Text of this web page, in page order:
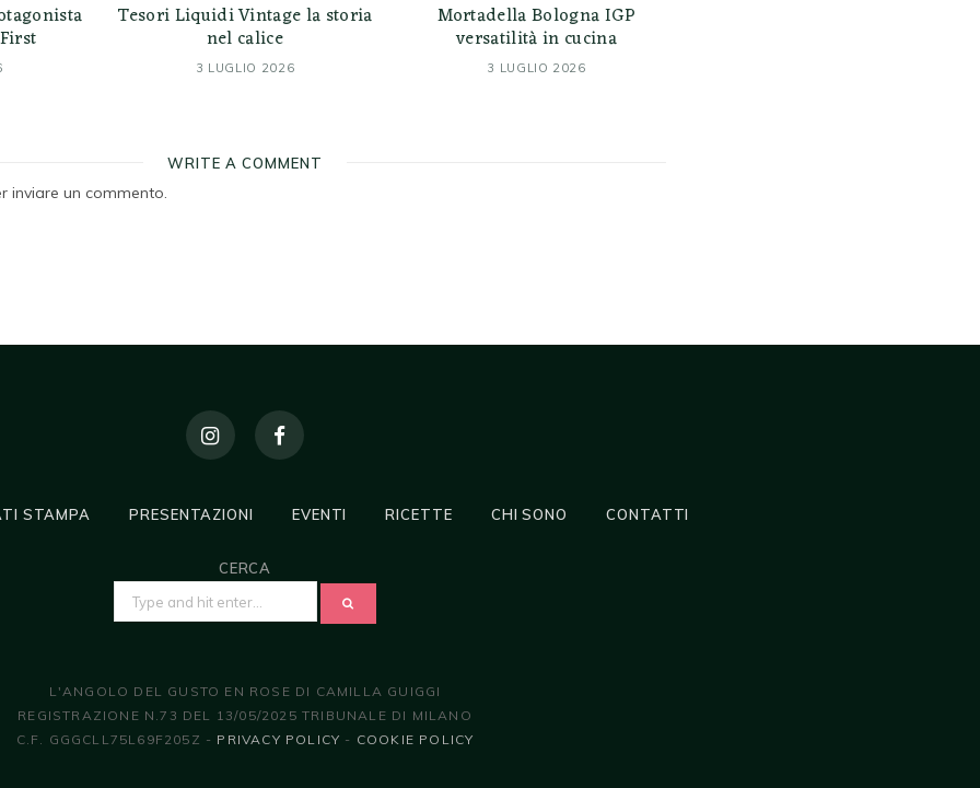
Tesori Liquidi Vintage la storia
nel calice
3 LUGLIO 2026
Mortadella Bologna IGP
versatilità in cucina
3 LUGLIO 2026
WRITE A COMMENT
inviare un commento.
STAMPA PRESENTAZIONI EVENTI RICETTE CHI SONO CONTATTI
CERCA
SEARCH
FOR:
L'ANGOLO DEL GUSTO EN ROSE DI CAMILLA GUIGGI
REGISTRAZIONE N.73 DEL 13/05/2025 TRIBUNALE DI MILANO
C.F. GGGCLL75L69F205Z - PRIVACY POLICY - COOKIE POLICY